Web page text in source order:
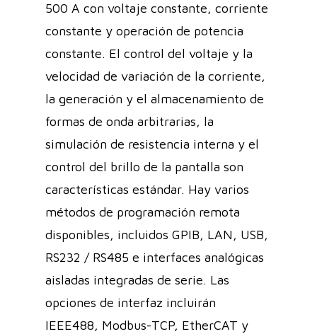
500 A con voltaje constante, corriente
constante y operación de potencia
constante. El control del voltaje y la
velocidad de variación de la corriente,
la generación y el almacenamiento de
formas de onda arbitrarias, la
simulación de resistencia interna y el
control del brillo de la pantalla son
características estándar. Hay varios
métodos de programación remota
disponibles, incluidos GPIB, LAN, USB,
RS232 / RS485 e interfaces analógicas
aisladas integradas de serie. Las
opciones de interfaz incluirán
IEEE488, Modbus-TCP, EtherCAT y